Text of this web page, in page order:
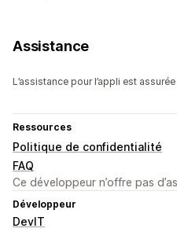
Assistance
L’assistance pour l’appli est
Ressources
Politique de confidentialité
FAQ
Ce développeur n’offre pas
Développeur
DevIT